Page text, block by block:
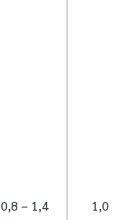
0,8 – 1,4 1,0